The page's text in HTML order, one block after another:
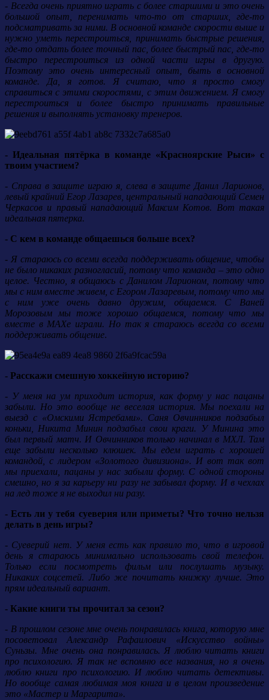
- Всегда очень приятно играть с более старшими и это очень
большой опыт, перенимать что-то от старших, где-то
подсматривать за ними. В основной команде скорости выше и
нужно уметь перестроиться, принимать быстрые решения,
где-то отдать более точный пас, более быстрый пас, где-то
быстро перестроиться из одной части игры в другую.
Поэтому это очень интересный опыт, быть в основной
команде. Да, я готов. Я считаю, что я просто смогу
справиться с этими скоростями, с этим движением. Я смогу
перестроиться и более быстро принимать правильные
решения и выполнять установку тренеров.
- Идеальная пятёрка в команде «Красноярские Рыси» с
твоим участием?
- Справа в защите играю я, слева в защите Данил Ларионов,
левый крайний Егор Лазарев, центральный нападающий Семен
Черкасов и правый нападающий Максим Котов. Вот такая
идеальная пятерка.
- С кем в команде общаешься больше всех?
- Я стараюсь со всеми всегда поддерживать общение, чтобы
не было никаких разногласий, потому что команда – это одно
целое. Честно, я общаюсь с Данилом Ларионом, потому что
мы с ним вместе живем, с Егором Лазаревым, потому что мы
с ним уже очень давно дружим, общаемся. С Ваней
Морозовым мы тоже хорошо общаемся, потому что мы
вместе в МАХе играли. Но так я стараюсь всегда со всеми
поддерживать общение.
- Расскажи смешную хоккейную историю?
- У меня на ум приходит история, как форму у нас пацаны
забыли. Но это вообще не веселая история. Мы поехали на
выезд с «Омскими Ястребами». Саня Овчинников подзабыл
коньки, Никита Минин подзабыл свои краги. У Минина это
был первый матч. И Овчинников только начинал в МХЛ. Там
еще забыли несколько клюшек. Мы едем играть с хорошей
командой, с лидером «Золотого дивизиона». И вот так вот
мы приехали, пацаны у нас забыли форму. С одной стороны
смешно, но я за карьеру ни разу не забывал форму. И в чехлах
на лед тоже я не выходил ни разу.
- Есть ли у тебя суеверия или приметы? Что точно нельзя
делать в день игры?
- Суеверий нет. У меня есть как правило то, что в игровой
день я стараюсь минимально использовать свой телефон.
Только если посмотреть фильм или послушать музыку.
Никаких соцсетей. Либо же почитать книжку лучше. Это
прям идеальный вариант.
- Какие книги ты прочитал за сезон?
- В прошлом сезоне мне очень понравилась книга, которую мне
посоветовал Александр Рафаилович «Искусство войны»
Суньзы. Мне очень она понравилась. Я люблю читать книги
про психологию. Я так не вспомню все названия, но я очень
люблю книги про психологию. И люблю читать детективы.
Но вообще самая любимая моя книга и в целом произведение
это «Мастер и Маргарита».